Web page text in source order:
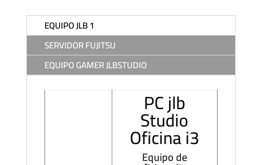
EQUIPO JLB 1
SERVIDOR FUJITSU
EQUIPO GAMER JLBSTUDIO
PC jlb
Studio
Oficina i3
Equipo de